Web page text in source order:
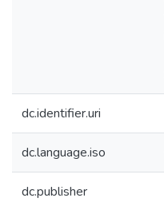
dc.identifier.uri
dc.language.iso
dc.publisher